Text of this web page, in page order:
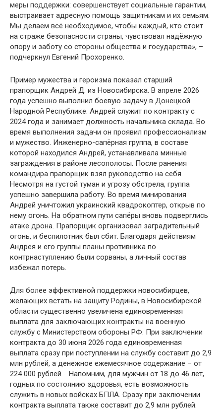
меры поддержки: совершенствует социальные гарантии,
выстраивает адресную помощь защитникам и их семьям.
Мы делаем всё необходимое, чтобы каждый, кто стоит
на страже безопасности страны, чувствовал надёжную
опору и заботу со стороны общества и государства», –
подчеркнул Евгений Прохоренко.
Пример мужества и героизма показал старший
прапорщик Андрей Д. из Новосибирска. В апреле 2026
года успешно выполнил боевую задачу в Донецкой
Народной Республике. Андрей служит по контракту с
2024 года и занимает должность начальника склада. Во
время выполнения задачи он проявил профессионализм
и мужество. Инженерно-сапёрная группа, в составе
которой находился Андрей, устанавливала минные
заграждения в районе лесополосы. После ранения
командира прапорщик взял руководство на себя.
Несмотря на густой туман и угрозу обстрела, группа
успешно завершила работу. Во время минирования
Андрей уничтожил украинский квадрокоптер, открыв по
нему огонь. На обратном пути сапёры вновь подверглись
атаке дрона. Прапорщик организовал заградительный
огонь, и беспилотник был сбит. Благодаря действиям
Андрея и его группы планы противника по
контрнаступлению были сорваны, а личный состав
избежал потерь.
Для более эффективной поддержки новосибирцев,
желающих встать на защиту Родины, в Новосибирской
области существенно увеличена единовременная
выплата для заключающих контракты на военную
службу с Министерством обороны РФ. При заключении
контракта до 30 июня 2026 года единовременная
выплата сразу при поступлении на службу составит до 2,9
млн рублей, а денежное ежемесячное содержание – от
224 000 рублей. Напомним, для мужчин от 18 до 46 лет,
годных по состоянию здоровья, есть возможность
служить в новых войсках БПЛА. Сразу при заключении
контракта выплата также составит до 2,9 млн рублей.